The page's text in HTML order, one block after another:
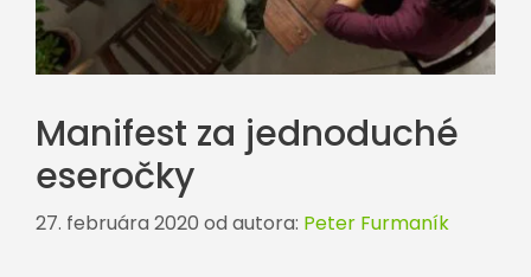
Manifest za jednoduché
eseročky
27. februára 2020 od autora: Peter Furmaník